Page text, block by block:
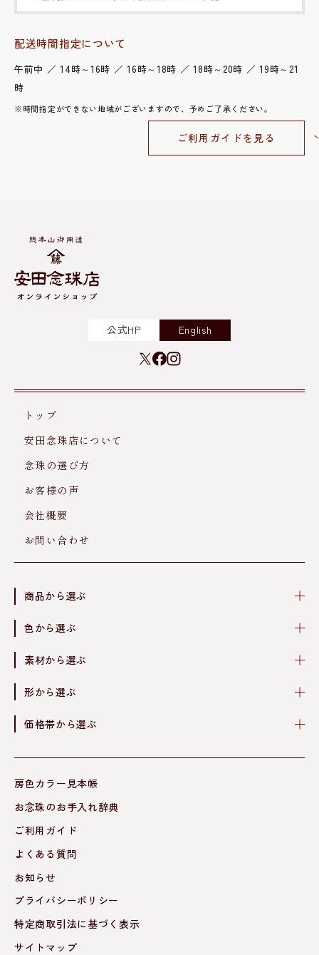
配送時間指定について
午前中 ／ 14時～16時 ／ 16時～18時 ／ 18時～20時 ／ 19時～21
時
※時間指定ができない地域がございますので、予めご了承ください。
ご利用ガイドを見る
公式HP English
トップ
安田念珠店について
念珠の選び方
お客様の声
会社概要
お問い合わせ
商品から選ぶ
色から選ぶ
素材から選ぶ
形から選ぶ
価格帯から選ぶ
房色カラー見本帳
お念珠のお手入れ辞典
ご利用ガイド
よくある質問
お知らせ
プライバシーポリシー
特定商取引法に基づく表示
サイトマップ